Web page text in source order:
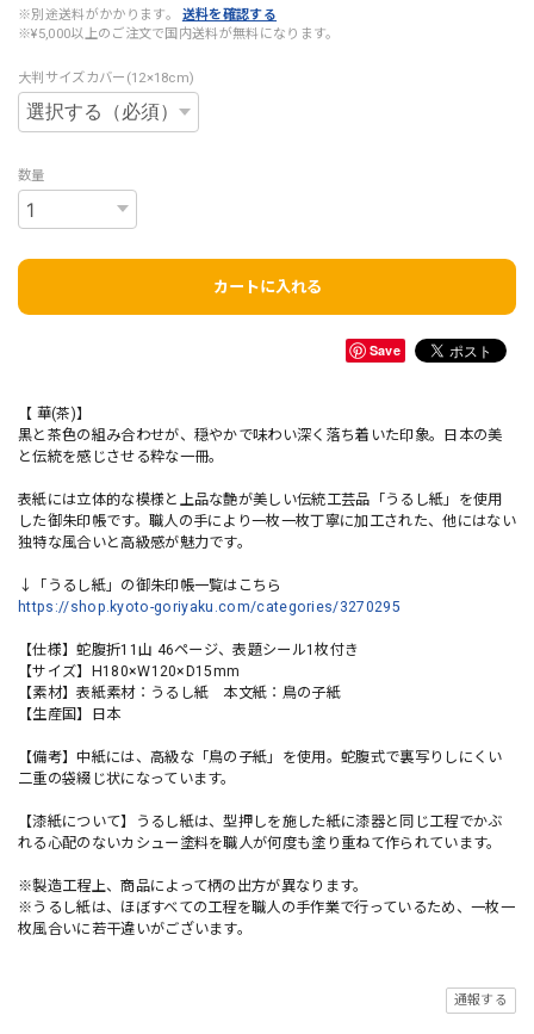
※別途送料がかかります。
送料を確認する
※¥5,000以上のご注文で国内送料が無料になります。
大判サイズカバー(12×18cm)
数量
カートに入れる
Save
【 華(茶)】
黒と茶色の組み合わせが、穏やかで味わい深く落ち着いた印象。日本の美
と伝統を感じさせる粋な一冊。
表紙には立体的な模様と上品な艶が美しい伝統工芸品「うるし紙」を使用
した御朱印帳です。職人の手により一枚一枚丁寧に加工された、他にはない
独特な風合いと高級感が魅力です。
↓「うるし紙」の御朱印帳一覧はこちら
https://shop.kyoto-goriyaku.com/categories/3270295
【仕様】蛇腹折11山 46ページ、表題シール1枚付き
【サイズ】H180×W120×D15mm
【素材】表紙素材：うるし紙 本文紙：鳥の子紙
【生産国】日本
【備考】中紙には、高級な「鳥の子紙」を使用。蛇腹式で裏写りしにくい
二重の袋綴じ状になっています。
【漆紙について】うるし紙は、型押しを施した紙に漆器と同じ工程でかぶ
れる心配のないカシュー塗料を職人が何度も塗り重ねて作られています。
※製造工程上、商品によって柄の出方が異なります。
※うるし紙は、ほぼすべての工程を職人の手作業で行っているため、一枚一
枚風合いに若干違いがございます。
通報する